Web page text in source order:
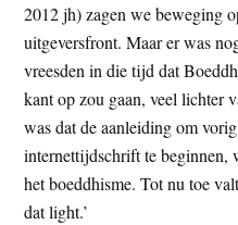
2012 jh) zagen we beweging
uitgeversfront. Maar er was
vreesden in die tijd dat
kant op zou gaan, veel lichter
was dat de aanleiding om
internettijdschrift te beginnen,
het boeddhisme. Tot nu toe
dat light.’